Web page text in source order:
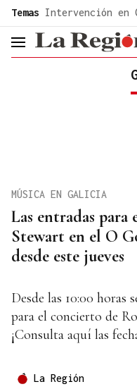
common.go-to-content
Temas Intervención en
header.menu.open
Las entradas
Stewart en el O
desde este jueves
MÚSICA EN GALICIA
Desde las 10:00 horas
para el concierto de
¡Consulta aquí las
La Región